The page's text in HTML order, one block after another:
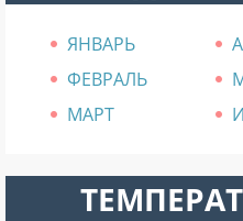
ЯНВАРЬ
ФЕВРАЛЬ
МАРТ